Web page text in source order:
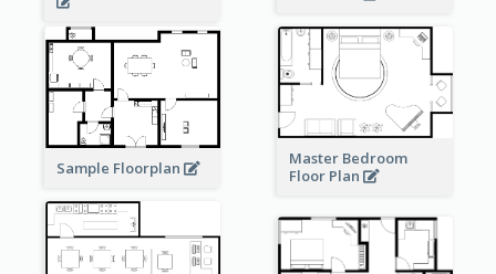
Sample Floorplan
Master Bedroom
Floor Plan